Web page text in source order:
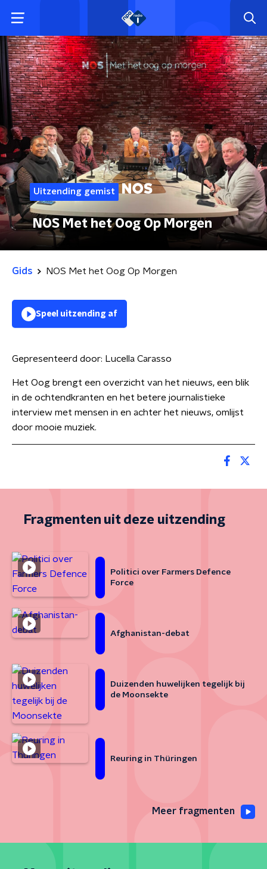
Uitzending gemist
NOS Met het Oog Op Morgen
Gids NOS Met het Oog Op Morgen
Speel uitzending af
Gepresenteerd door: Lucella Carasso
Het Oog brengt een overzicht van het nieuws, een blik
in de ochtendkranten en het betere journalistieke
interview met mensen in en achter het nieuws, omlijst
door mooie muziek.
Fragmenten uit deze uitzending
Politici over Farmers Defence
Force
Afghanistan-debat
Duizenden huwelijken tegelijk bij
de Moonsekte
Reuring in Thüringen
Meer fragmenten